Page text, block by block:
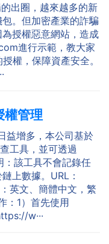
出圈，越來越多的新
。但加密產業的詐騙
授權惡意網站，造成
進行示範，教大家
權，保障資產安全。
權管理
益增多，本公司基於
工具，並可透過
該工具不會記錄任
上數據。URL：
英文、簡體中文，繁
：1）首先使用
w···